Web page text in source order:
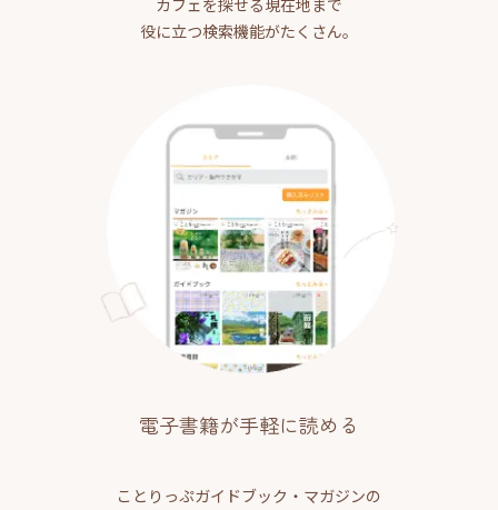
カフェを探せる現在地まで
役に立つ検索機能がたくさん。
電子書籍が手軽に読める
ことりっぷガイドブック・マガジンの